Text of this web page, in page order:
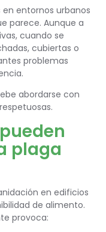
entornos urbanos
parece. Aunque a
cuando se
cubiertas o
problemas
abordarse con
plaga
en edificios
de alimento.
provoca: